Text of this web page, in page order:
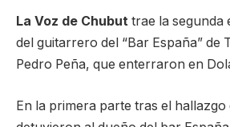
La Voz de Chubut trae la segunda
del guitarrero del “Bar España” de
Pedro Peña, que enterraron en
En la primera parte tras el hallazgo